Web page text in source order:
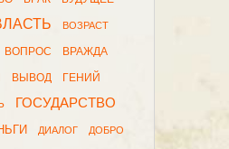
ВОЗРАСТ
ВОПРОС ВРАЖДА
ВЫВОД ГЕНИЙ
ГОСУДАРСТВО
ДИАЛОГ ДОБРО